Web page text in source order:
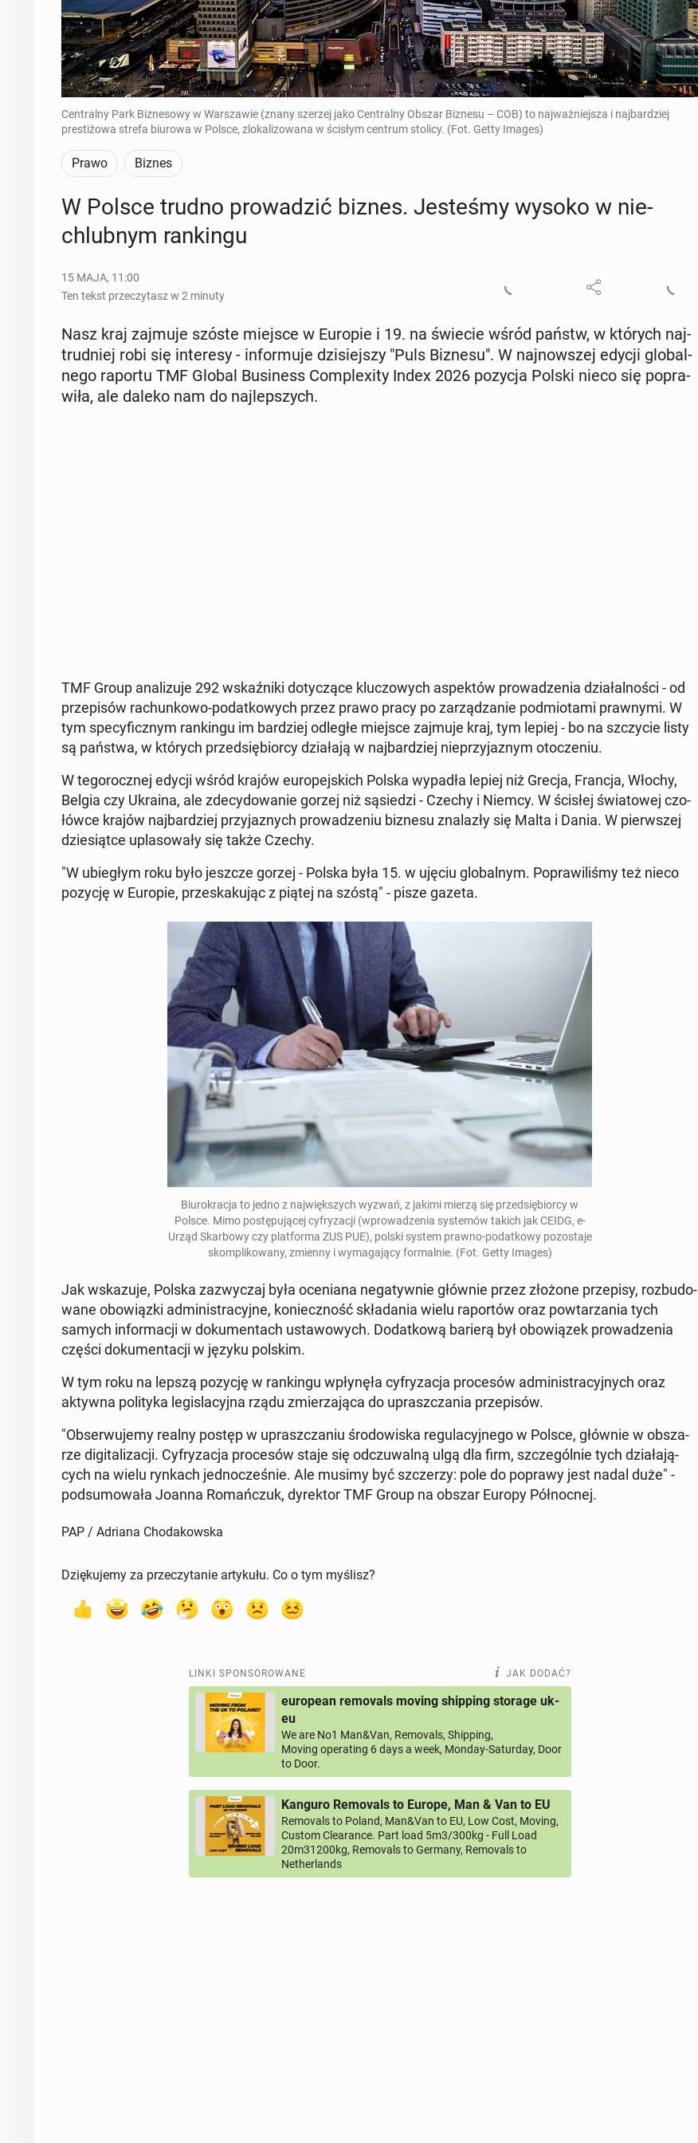
Centralny Park Biznesowy w Warszawie (znany szerzej jako Centralny Obszar Biznesu – COB) to najważniejsza i najbardziej
prestiżowa strefa biurowa w Polsce, zlokalizowana w ścisłym centrum stolicy. (Fot. Getty Images)
Prawo Biznes
W Polsce trudno pro­wa­dzić biznes. Je­ste­śmy wysoko w nie­
chlub­nym ran­kin­gu
15 MAJA, 11:00
Ten tekst przeczytasz w 2 minuty
Nasz kraj zajmuje szóste miejsce w Europie i 19. na świecie wśród państw, w których naj­
trud­niej robi się in­te­re­sy - in­for­mu­je dzi­siej­szy "Puls Biznesu". W naj­now­szej edycji glo­bal­
ne­go raportu TMF Global Bu­si­ness Com­ple­xi­ty Index 2026 pozycja Polski nieco się po­pra­
wi­ła, ale daleko nam do naj­lep­szych.
TMF Group ana­li­zu­je 292 wskaź­ni­ki do­ty­czą­ce klu­czo­wych aspek­tów pro­wa­dze­nia dzia­łal­no­ści - od
prze­pi­sów ra­chun­ko­wo-po­dat­ko­wych przez prawo pracy po za­rzą­dza­nie pod­mio­ta­mi praw­ny­mi. W
tym spe­cy­ficz­nym ran­kin­gu im bar­dziej odległe miejsce zajmuje kraj, tym lepiej - bo na szczy­cie listy
są państwa, w których przed­się­bior­cy dzia­ła­ją w naj­bar­dziej nie­przy­ja­znym oto­cze­niu.
W te­go­rocz­nej edycji wśród krajów eu­ro­pej­skich Polska wypadła lepiej niż Grecja, Francja, Włochy,
Belgia czy Ukraina, ale zde­cy­do­wa­nie gorzej niż są­sie­dzi - Czechy i Niemcy. W ścisłej świa­to­wej czo­
łów­ce krajów naj­bar­dziej przy­ja­znych pro­wa­dze­niu biznesu zna­la­zły się Malta i Dania. W pierw­szej
dzie­siąt­ce upla­so­wa­ły się także Czechy.
"W ubie­głym roku było jeszcze gorzej - Polska była 15. w ujęciu glo­bal­nym. Po­pra­wi­li­śmy też nieco
pozycję w Europie, prze­ska­ku­jąc z piątej na szóstą" - pisze gazeta.
Biu­ro­kra­cja to jedno z naj­więk­szych wyzwań, z jakimi mierzą się przed­się­bior­cy w
Polsce. Mimo po­stę­pu­ją­cej cy­fry­za­cji (wpro­wa­dze­nia sys­te­mów takich jak CEIDG, e-
Urząd Skar­bo­wy czy plat­for­ma ZUS PUE), polski system prawno-po­dat­ko­wy po­zo­sta­je
skom­pli­ko­wa­ny, zmienny i wy­ma­ga­ją­cy for­mal­nie. (Fot. Getty Images)
Jak wska­zu­je, Polska za­zwy­czaj była oce­nia­na ne­ga­tyw­nie głównie przez złożone prze­pi­sy, roz­bu­do­
wa­ne obo­wiąz­ki ad­mi­ni­stra­cyj­ne, ko­niecz­ność skła­da­nia wielu ra­por­tów oraz po­wta­rza­nia tych
samych in­for­ma­cji w do­ku­men­tach usta­wo­wych. Do­dat­ko­wą barierą był obo­wią­zek pro­wa­dze­nia
części do­ku­men­ta­cji w języku polskim.
W tym roku na lepszą pozycję w ran­kin­gu wpły­nę­ła cy­fry­za­cja pro­ce­sów ad­mi­ni­stra­cyj­nych oraz
aktywna po­li­ty­ka le­gi­sla­cyj­na rządu zmie­rza­ją­ca do uprasz­cza­nia prze­pi­sów.
"Ob­ser­wu­je­my realny postęp w uprasz­cza­niu śro­do­wi­ska re­gu­la­cyj­ne­go w Polsce, głównie w ob­sza­
rze di­gi­ta­li­za­cji. Cy­fry­za­cja pro­ce­sów staje się od­czu­wal­ną ulgą dla firm, szcze­gól­nie tych dzia­ła­ją­
cych na wielu rynkach jed­no­cze­śnie. Ale musimy być szcze­rzy: pole do poprawy jest nadal duże" -
pod­su­mo­wa­ła Joanna Ro­mań­czuk, dy­rek­tor TMF Group na obszar Europy Pół­noc­nej.
PAP / Adriana Chodakowska
Dziękujemy za przeczytanie artykułu. Co o tym myślisz?
LINKI SPONSOROWANE JAK DODAĆ?
european removals moving shipping storage uk-
eu
We are No1 Man&Van, Removals, Shipping,
Moving operating 6 days a week, Monday-Saturday, Door
to Door.
Kanguro Removals to Europe, Man & Van to EU
Removals to Poland, Man&Van to EU, Low Cost, Moving,
Custom Clearance. Part load 5m3/300kg - Full Load
20m31200kg, Removals to Germany, Removals to
Netherlands